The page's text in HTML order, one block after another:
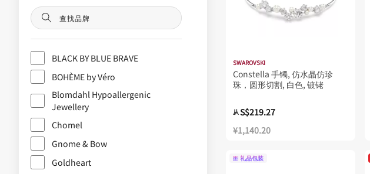
BLACK BY BLUE BRAVE
BOHÈME by Véro
Blomdahl Hypoallergenic
Jewellery
Chomel
Gnome & Bow
Goldheart
SWAROVSKI
Constella 手镯, 仿水晶仿珍
珠，圆形切割, 白色, 镀铑
从S$219.27
¥1,140.20
礼品包装